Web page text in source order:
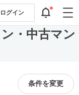
ログイン
・中古マン
条件を変更